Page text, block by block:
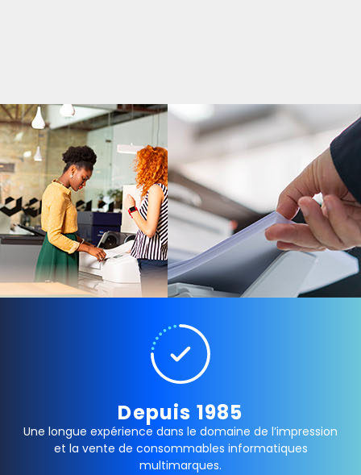
Depuis 1985
Une longue expérience dans le domaine de l’impression
et la vente de consommables informatiques
multimarques.